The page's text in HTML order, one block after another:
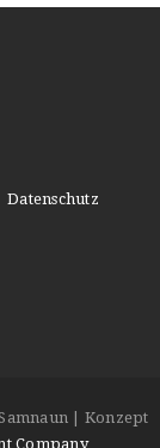
Datenschutz
| Konzept
Company